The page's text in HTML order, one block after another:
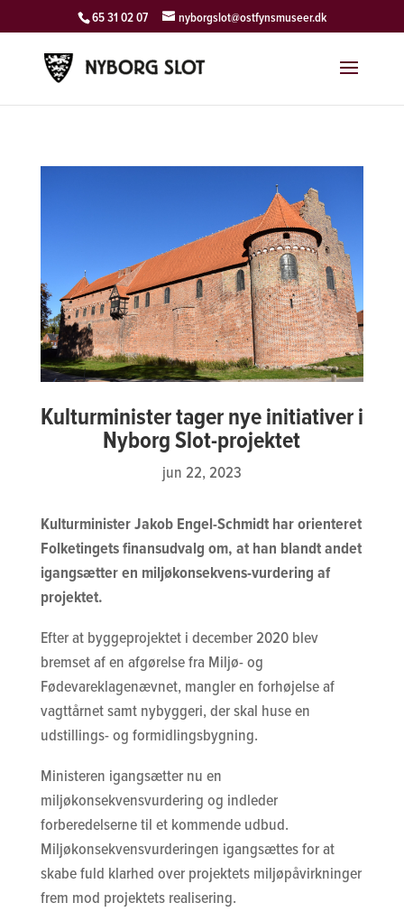
65 31 02 07 nyborgslot@ostfynsmuseer.dk
Kulturminister tager nye initiativer i
Nyborg Slot-projektet
jun 22, 2023
Kulturminister Jakob Engel-Schmidt har orienteret
Folketingets finansudvalg om, at han blandt andet
igangsætter en miljøkonsekvens-vurdering af
projektet.
Efter at byggeprojektet i december 2020 blev
bremset af en afgørelse fra Miljø- og
Fødevareklagenævnet, mangler en forhøjelse af
vagttårnet samt nybyggeri, der skal huse en
udstillings- og formidlingsbygning.
Ministeren igangsætter nu en
miljøkonsekvensvurdering og indleder
forberedelserne til et kommende udbud.
Miljøkonsekvensvurderingen igangsættes for at
skabe fuld klarhed over projektets miljøpåvirkninger
frem mod projektets realisering.